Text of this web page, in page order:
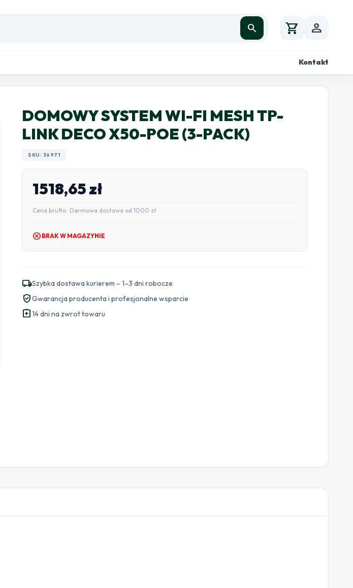
search shopping_cart person
Kontakt
DOMOWY SYSTEM WI-FI MESH TP-
LINK DECO X50-POE (3-PACK)
SKU: 36971
1518,65zł
Cena brutto · Darmowa dostawa od 1000 zł
cancel BRAK W MAGAZYNIE
local_shippingSzybka dostawa kurierem – 1–3 dni robocze
verified_userGwarancja producenta i profesjonalne wsparcie
assignment_return14 dni na zwrot towaru